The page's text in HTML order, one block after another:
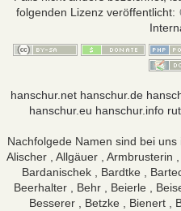
folgenden Lizenz veröffentlicht:
hanschur.net hanschur.de
hanschur.eu hanschur.info
Nachfolgede Namen sind bei
Alischer , Allgäuer , Armbrusterin
Bardanischek , Bardtke ,
Beerhalter , Behr , Beierle ,
Besserer , Betzke , Bienert ,